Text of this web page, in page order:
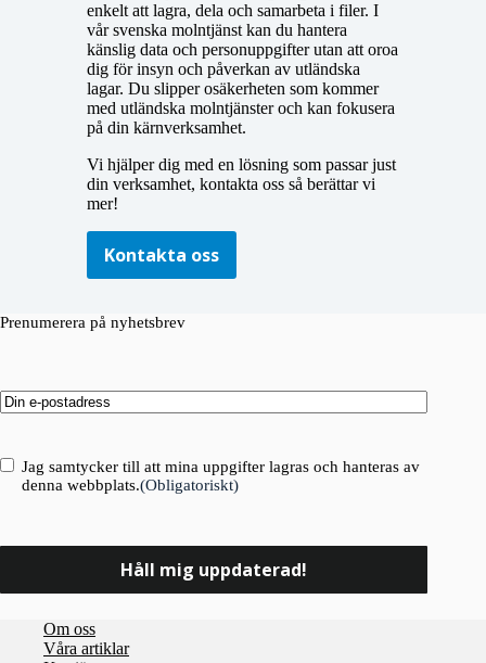
enkelt att lagra, dela och samarbeta i filer. I
vår svenska molntjänst kan du hantera
känslig data och personuppgifter utan att oroa
dig för insyn och påverkan av utländska
lagar. Du slipper osäkerheten som kommer
med utländska molntjänster och kan fokusera
på din kärnverksamhet.
Vi hjälper dig med en lösning som passar just
din verksamhet, kontakta oss så berättar vi
mer!
Kontakta oss
Prenumerera på nyhetsbrev
Email (Obligatoriskt)
Consent(Obligatoriskt)
Jag samtycker till att mina uppgifter lagras och hanteras av
denna webbplats.(Obligatoriskt)
Om oss
Våra artiklar